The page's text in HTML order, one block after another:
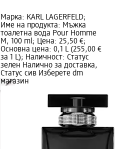
Марка: KARL LAGERFELD;
Име на продукта: Мъжка
тоалетна вода Pour Homme
M, 100 ml; Цена: 25,50 €;
Основна цена: 0,1 L (255,00 €
за 1 L); Наличност: Статус
зелен Налично за доставка,
Статус сив Изберете dm
магазин